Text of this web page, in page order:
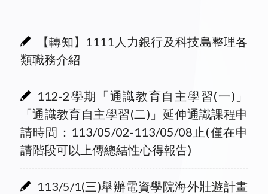
【轉知】1111人力銀行及科技島整理各
類職務介紹
112-2學期「通識教育自主學習(一)」
「通識教育自主學習(二)」延伸通識課程申
請時間：113/05/02-113/05/08止(僅在申
請階段可以上傳總結性心得報告)
113/5/1(三)舉辦電資學院海外壯遊計畫